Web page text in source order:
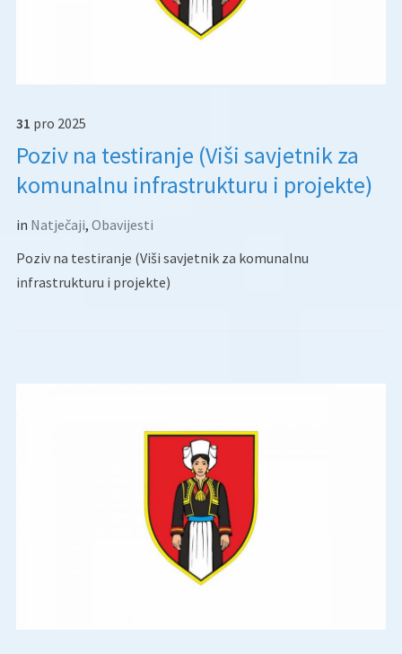
31 pro 2025
Poziv na testiranje (Viši savjetnik za
komunalnu infrastrukturu i projekte)
in Natječaji, Obavijesti
Poziv na testiranje (Viši savjetnik za komunalnu
infrastrukturu i projekte)